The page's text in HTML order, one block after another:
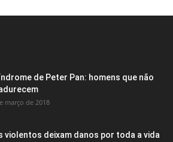
de Peter Pan: homens que não
março de 2018
violentos deixam danos por toda a vida